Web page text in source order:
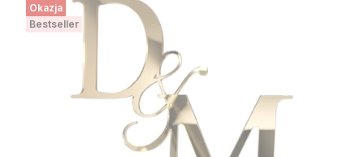
Okazja
Bestseller